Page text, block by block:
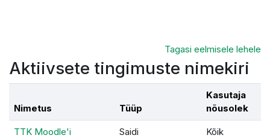
Tagasi eelmisele lehele
Aktiivsete tingimuste nimekiri
Nimetus Tüüp
Kasutaja
nõusolek
TTK Moodle'i
Saidi
Kõik